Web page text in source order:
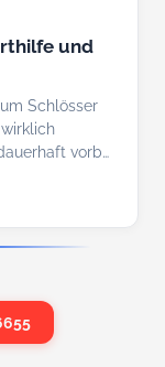
und
Schlösser
vorb…